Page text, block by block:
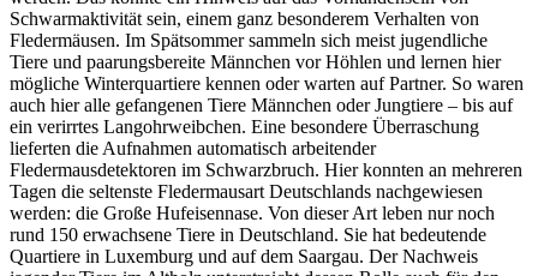
Schwarmaktivität sein, einem ganz besonderem Verhalten von
Fledermäusen. Im Spätsommer sammeln sich meist jugendliche
Tiere und paarungsbereite Männchen vor Höhlen und lernen hier
mögliche Winterquartiere kennen oder warten auf Partner. So waren
auch hier alle gefangenen Tiere Männchen oder Jungtiere – bis auf
ein verirrtes Langohrweibchen. Eine besondere Überraschung
lieferten die Aufnahmen automatisch arbeitender
Fledermausdetektoren im Schwarzbruch. Hier konnten an mehreren
Tagen die seltenste Fledermausart Deutschlands nachgewiesen
werden: die Große Hufeisennase. Von dieser Art leben nur noch
rund 150 erwachsene Tiere in Deutschland. Sie hat bedeutende
Quartiere in Luxemburg und auf dem Saargau. Der Nachweis